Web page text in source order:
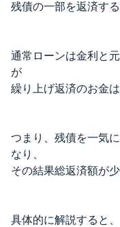
残債の一部を返済す
通常ローンは金利と
が
繰り上げ返済のお金
つまり、残債を一気
なり、
その結果総返済額が
具体的に解説すると、